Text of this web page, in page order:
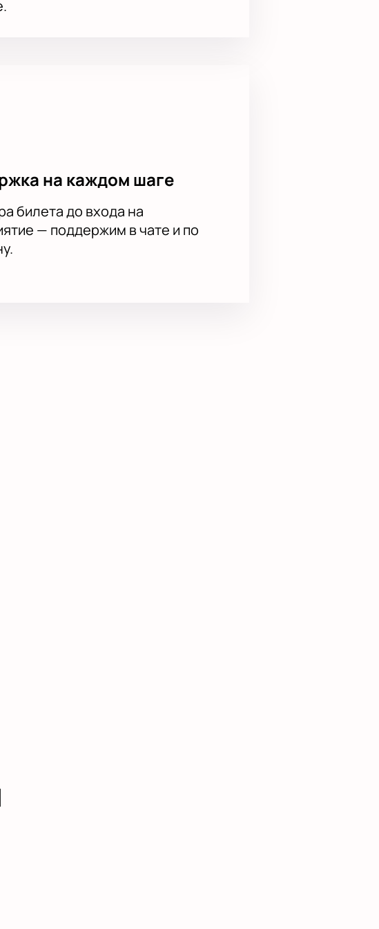
на каждом шаге
билета до входа на
— поддержим в чате и по